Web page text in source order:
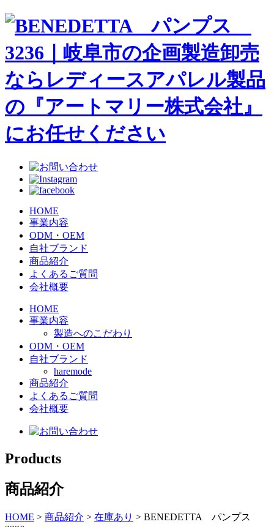
HOME
事業内容
ODM・OEM
自社ブランド
商品紹介
よくあるご質問
会社概要
HOME
事業内容
製造へのこだわり
ODM・OEM
自社ブランド
haremode
商品紹介
よくあるご質問
会社概要
Products
商品紹介
HOME > 商品紹介 > 在庫あり > BENEDETTA パンプス